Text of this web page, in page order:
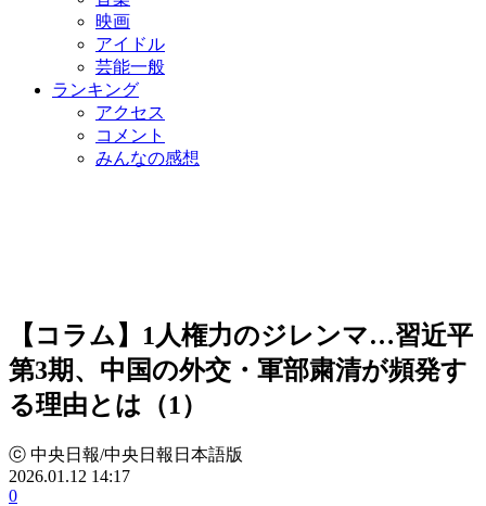
映画
アイドル
芸能一般
ランキング
アクセス
コメント
みんなの感想
【コラム】1人権力のジレンマ…習近平
第3期、中国の外交・軍部粛清が頻発す
る理由とは（1）
ⓒ 中央日報/中央日報日本語版
2026.01.12 14:17
0